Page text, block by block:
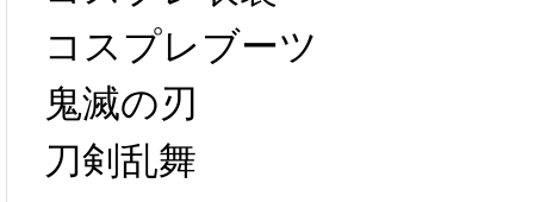
響で2024年2月5
日から工場生産
コスプレブーツ
鬼滅の刃
刀剣乱舞